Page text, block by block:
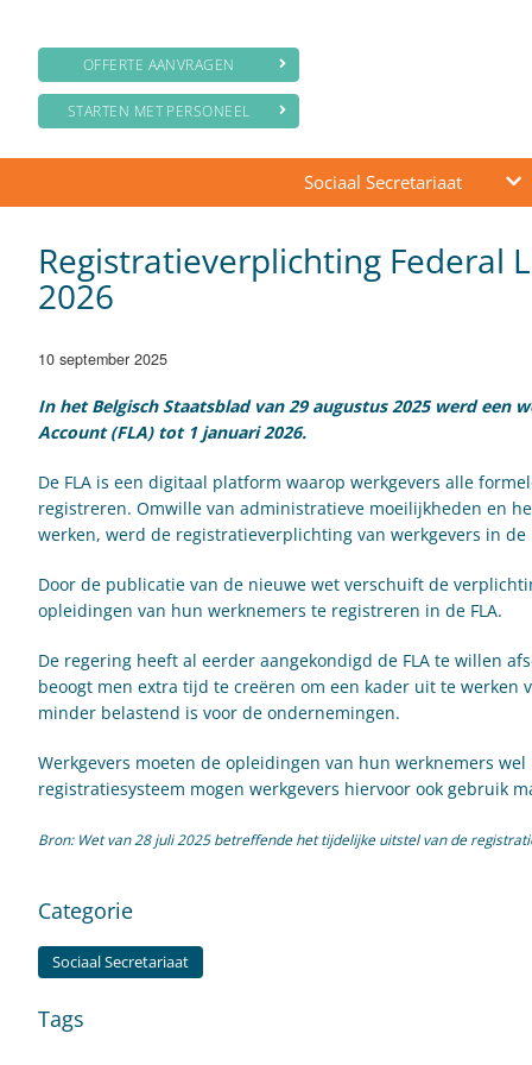
OFFERTE AANVRAGEN
STARTEN MET PERSONEEL
Sociaal Secretariaat
Registratieverplichting Federal
2026
10 september 2025
In het Belgisch Staatsblad van 29 augustus 2025 werd
Account (FLA) tot 1 januari 2026.
De FLA is een digitaal platform waarop werkgevers alle
registreren. Omwille van administratieve moeilijkheden en
werken, werd de registratieverplichting van werkgevers in
Door de publicatie van de nieuwe wet verschuift de
opleidingen van hun werknemers te registreren in de FLA.
De regering heeft al eerder aangekondigd de FLA te willen
beoogt men extra tijd te creëren om een kader uit te
minder belastend is voor de ondernemingen.
Werkgevers moeten de opleidingen van hun werknemers
registratiesysteem mogen werkgevers hiervoor ook gebruik
Bron: Wet van 28 juli 2025 betreffende het tijdelijke uitstel van de
Categorie
Sociaal Secretariaat
Tags